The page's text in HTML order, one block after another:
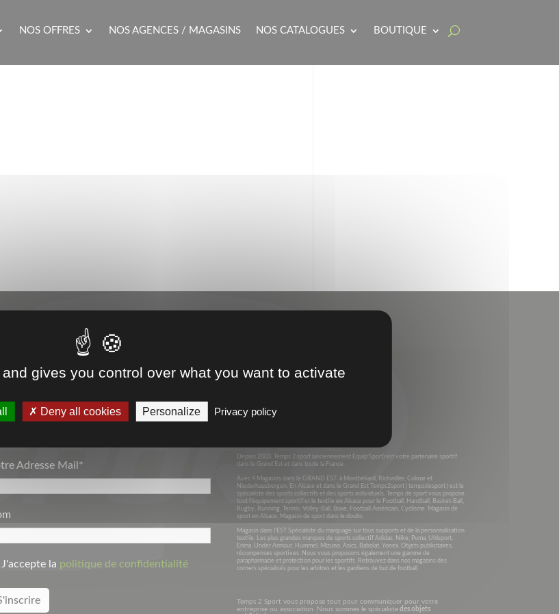
NOS OFFRES NOS AGENCES / MAGASINS NOS CATALOGUES BOUTIQUE
PARTENAIRE
Adresse Mail*
J'accepte la politique de confidentialité
Depuis 2003, Temps 2 sport (anciennement Equip’Sport) est votre partenaire sportif
dans le Grand Est et dans toute la France .
Avec 4 Magasins dans le GRAND EST à Montbéliard, Richwiller, Colmar et
Niederhausbergen. En Alsace et dans le Grand Est Temps2sport ( tempsdesport ) est le
spécialiste des sports collectifs et des sports individuels. Temps de sport vous propose
tout l’équipement sportif et le textile en Alsace pour le Football, Handball, Basket-Ball,
Rugby, Running, Tennis, Volley-Ball, Boxe, Football Américain, Cyclisme. Magasin de
sport en Alsace, Magasin de sport dans le doubs.
Magasin dans l’EST Spécialiste du marquage sur tous supports et de la personnalisation
textile. Les plus grandes marques de sports collectif Adidas, Nike, Puma, Uhlsport,
Erima, Under Armour, Hummel, Mizuno, Asics, Babolat, Yonex. Objets publicitaires,
récompenses sportives. Nous vous proposons également une gamme de
parapharmacie et protection pour les sportifs. Retrouvez dans nos magasins des
corners spécialisés pour les arbitres et les gardiens de but de football.
Temps 2 Sport vous propose tout pour communiquer pour votre
entreprise ou association. Nous sommes le spécialistedes objets
gives you control over what you want to activate
Deny all cookies Personalize Privacy policy